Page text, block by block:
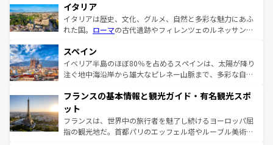
イタリア
イタリアは歴史、文化、グルメ、自然と多彩な魅力にあふ
れた国。 ローマの古代遺跡やフィレンツェのルネッサンス
ろん、トスカーナの美しい田園風景やアマルフィ海岸の絶
景など、自然景観も見逃せない。観光の合間には、本場の
ピザやパスタなど、絶品のイタリア料理を堪能することも
ませてくれるイタリアで、忘れられない旅をしてみよう！
なお、新着のイタリア情報は
しい。
スペイン
イベリア半島のほぼ80％を占めるスペインは、太陽が降り
注ぐ地中海沿岸から雄大なピレネー山脈まで、多彩な自然
文化が根付くこの国では、情熱的なフラメンコ、熱気あふ
れる闘牛、そして美味しいタパスが生活の一部となってい
る。首都マドリードの洗練された雰囲気や、バルセロナの
アートに溢れた街角から、地方では古代ローマ遺跡や中世
フランスの基本情報と観光ガイド・有名観光スポ
ット
フランスは、世界中の旅行者を魅了し続けるヨーロッパ屈
指の観光地だ。首都パリのエッフェル塔やルーブル美術館